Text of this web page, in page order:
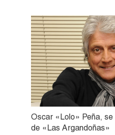
Oscar «Lolo» Peña,
de «Las Argandoñas»